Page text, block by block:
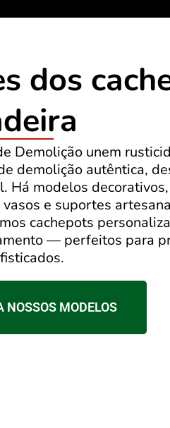
dos
Demolição unem
demolição autêntica,
Há modelos
e suportes
cachepots
— perfeitos para
NOSSOS MODELOS